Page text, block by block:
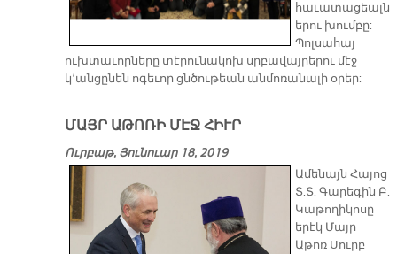
հաւատացեալն
երու խումբը:
Պոլսահայ
ուխտաւորները տէրունակոխ սրբավայրերու մէջ
կ՚անցընեն ոգեւոր ցնծութեան անմոռանալի օրեր:
ՄԱՅՐ ԱԹՈՌԻ ՄԷՋ ՀԻՒՐ
Ուրբաթ, Յունուար 18, 2019
​Ամենայն Հայոց
Տ.Տ. Գարեգին Բ.
Կաթողիկոսը
երէկ Մայր
Աթոռ Սուրբ